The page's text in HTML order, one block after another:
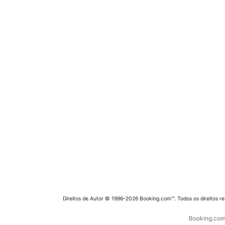
Direitos de Autor © 1996–2026 Booking.com™. Todos os direitos